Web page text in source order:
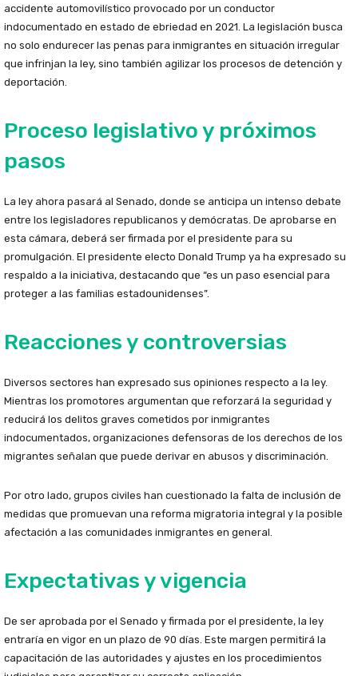
accidente automovilístico provocado por un conductor
indocumentado en estado de ebriedad en 2021. La legislación busca
no solo endurecer las penas para inmigrantes en situación irregular
que infrinjan la ley, sino también agilizar los procesos de detención y
deportación.
Proceso legislativo y próximos
pasos
La ley ahora pasará al Senado, donde se anticipa un intenso debate
entre los legisladores republicanos y demócratas. De aprobarse en
esta cámara, deberá ser firmada por el presidente para su
promulgación. El presidente electo Donald Trump ya ha expresado su
respaldo a la iniciativa, destacando que “es un paso esencial para
proteger a las familias estadounidenses”.
Reacciones y controversias
Diversos sectores han expresado sus opiniones respecto a la ley.
Mientras los promotores argumentan que reforzará la seguridad y
reducirá los delitos graves cometidos por inmigrantes
indocumentados, organizaciones defensoras de los derechos de los
migrantes señalan que puede derivar en abusos y discriminación.
Por otro lado, grupos civiles han cuestionado la falta de inclusión de
medidas que promuevan una reforma migratoria integral y la posible
afectación a las comunidades inmigrantes en general.
Expectativas y vigencia
De ser aprobada por el Senado y firmada por el presidente, la ley
entraría en vigor en un plazo de 90 días. Este margen permitirá la
capacitación de las autoridades y ajustes en los procedimientos